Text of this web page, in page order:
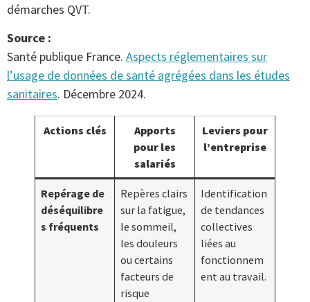
démarches QVT.
Source :
Santé publique France. Aspects réglementaires sur
l’usage de données de santé agrégées dans les études
sanitaires. Décembre 2024.
Actions clés
Apports
pour les
salariés
Leviers pour
l’entreprise
Repérage de
déséquilibre
s fréquents
Repères clairs
sur la fatigue,
le sommeil,
les douleurs
ou certains
facteurs de
risque
Identification
de tendances
collectives
liées au
fonctionnem
ent au travail.